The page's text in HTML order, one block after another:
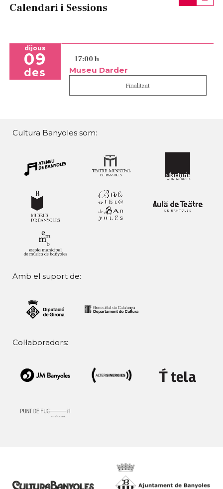
Calendari i Sessions
dijous
09
des
17:00 h
Museu Darder
Finalitzat
Cultura Banyoles som:
Amb el suport de:
Col·laboradors: